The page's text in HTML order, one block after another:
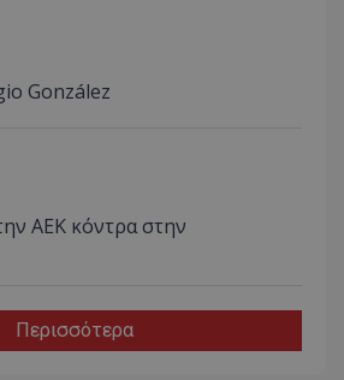
González
ΑΕΚ κόντρα στην
Περισσότερα